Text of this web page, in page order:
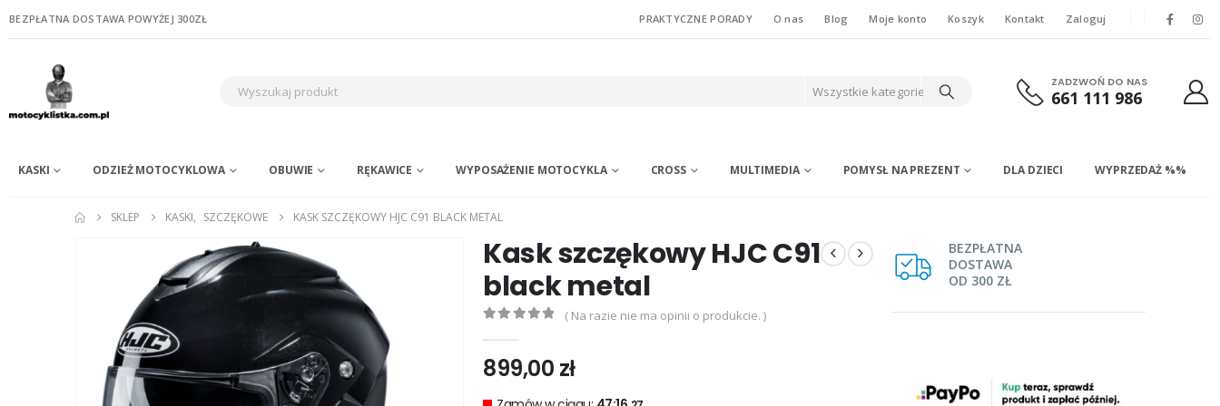
BEZPŁATNA DOSTAWA POWYŻEJ 300ZŁ PRAKTYCZNE PORADY O nas Blog Moje konto Koszyk Kontakt Zaloguj
Wszystkie kategorie
ZADZWOŃ DO NAS
661 111 986
KASKI ODZIEŻ MOTOCYKLOWA OBUWIE RĘKAWICE WYPOSAŻENIE MOTOCYKLA CROSS MULTIMEDIA POMYSŁ NA PREZENT DLA DZIECI WYPRZEDAŻ %%
SKLEP KASKI, SZCZĘKOWE KASK SZCZĘKOWY HJC C91 BLACK METAL
Kask szczękowy HJC C91
black metal
( Na razie nie ma opinii o produkcie. )
899,00 zł
BEZPŁATNA
DOSTAWA
OD 300 ZŁ